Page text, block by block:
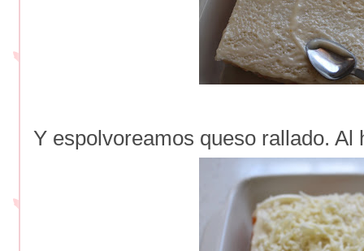
Y espolvoreamos queso rallado. Al